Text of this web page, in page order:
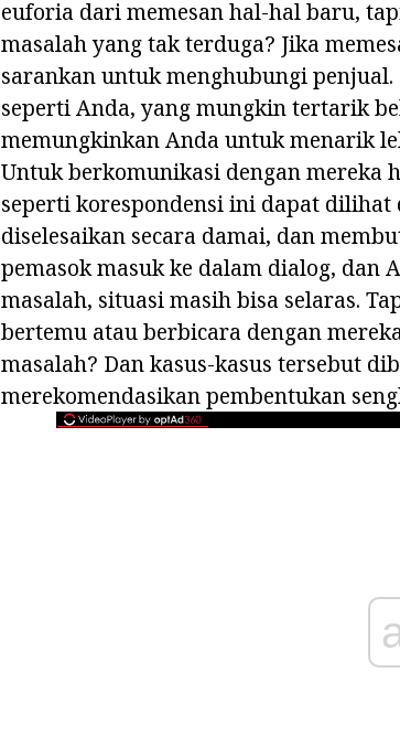
euforia dari memesan hal-hal baru,
masalah yang tak terduga? Jika
sarankan untuk menghubungi
seperti Anda, yang mungkin tertarik
memungkinkan Anda untuk menarik
Untuk berkomunikasi dengan mereka
seperti korespondensi ini dapat
diselesaikan secara damai, dan
pemasok masuk ke dalam dialog, dan
masalah, situasi masih bisa selaras.
bertemu atau berbicara dengan
masalah? Dan kasus-kasus tersebut
merekomendasikan pembentukan